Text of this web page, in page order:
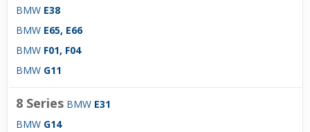
BMW E38
BMW E65, E66
BMW F01, F04
BMW G11
8 Series BMW E31
BMW G14